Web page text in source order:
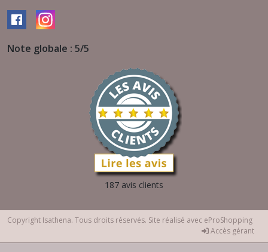
Note globale : 5/5
187 avis clients
Copyright Isathena. Tous droits réservés. Site réalisé avec eProShopping
Accès gérant